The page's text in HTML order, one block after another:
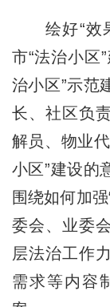
绘好“效果
市“法治小区
治小区”示范
长、社区负
解员、物业
小区”建设的
围绕如何加
委会、业委
层法治工作
需求等内容